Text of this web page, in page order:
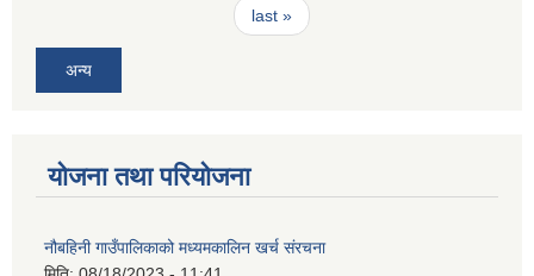
last »
अन्य
योजना तथा परियोजना
नौबहिनी गाउँपालिकाको मध्यमकालिन खर्च संरचना